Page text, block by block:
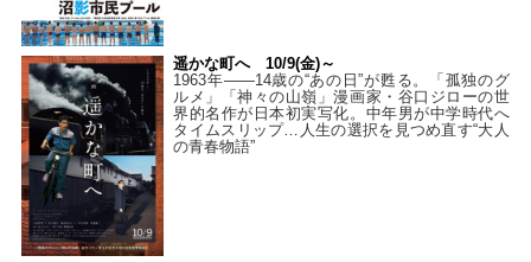
遥かな町へ 10/9(金)～
1963年――14歳の“あの日”が甦る。「孤独のグ
ルメ」「神々の山嶺」漫画家・谷口ジローの世
界的名作が日本初実写化。中年男が中学時代へ
タイムスリップ…人生の選択を見つめ直す“大人
の青春物語”